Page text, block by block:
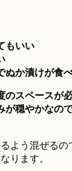
もいい
ぬか漬けが食
のスペースが
が穏やかなの
よう混ぜる
ります。